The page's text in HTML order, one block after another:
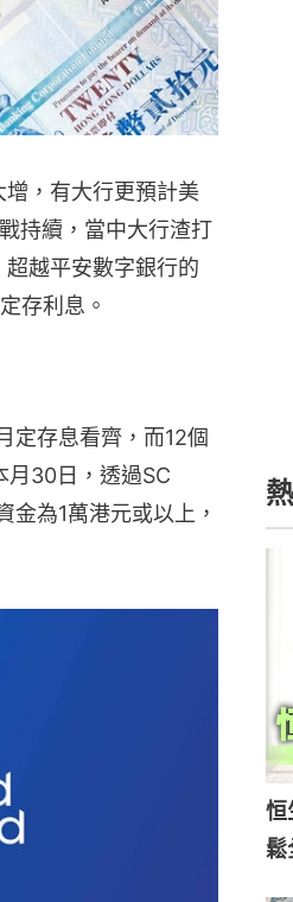
，有大行更預計美
持續，當中大行渣打
越平安數字銀行的
存利息。
定存息看齊，而12個
月30日，透過SC
為1萬港元或以上，
恒
鬆